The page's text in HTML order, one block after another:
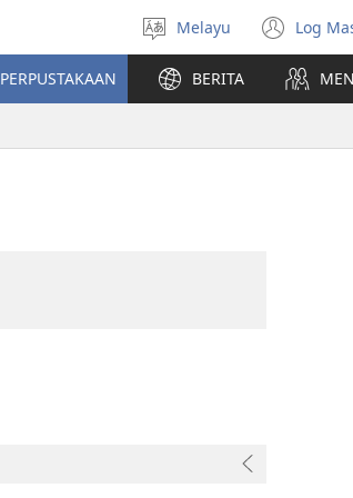
Pilih
Bahasa
Melayu Log
PERPUSTAKAAN BERITA